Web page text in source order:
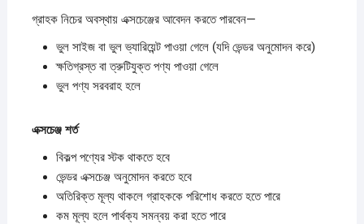
গ্রাহক নিচের অবস্থায় এক্সচেঞ্জের আবেদন করতে পারবেন—
ভুল সাইজ বা ভুল ভ্যারিয়েন্ট পাওয়া গেলে (যদি ভেন্ডর অনুমোদন করে)
ক্ষতিগ্রস্ত বা ত্রুটিযুক্ত পণ্য পাওয়া গেলে
ভুল পণ্য সরবরাহ হলে
এক্সচেঞ্জ শর্ত
বিকল্প পণ্যের স্টক থাকতে হবে
ভেন্ডর এক্সচেঞ্জ অনুমোদন করতে হবে
অতিরিক্ত মূল্য থাকলে গ্রাহককে পরিশোধ করতে হতে পারে
কম মূল্য হলে পার্থক্য সমন্বয় করা হতে পারে